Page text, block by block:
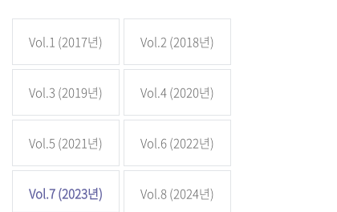
Vol.1 (2017년) Vol.2 (2018년)
Vol.3 (2019년) Vol.4 (2020년)
Vol.5 (2021년) Vol.6 (2022년)
Vol.7 (2023년) Vol.8 (2024년)